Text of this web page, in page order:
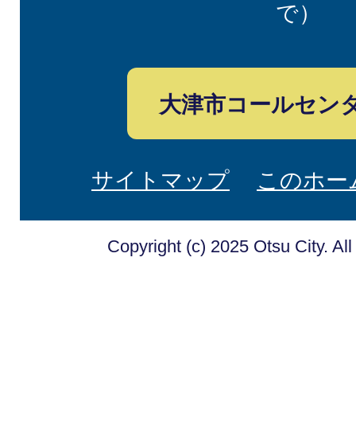
で）
大津市コールセン
サイトマップ このホ
Copyright (c) 2025 Otsu City.